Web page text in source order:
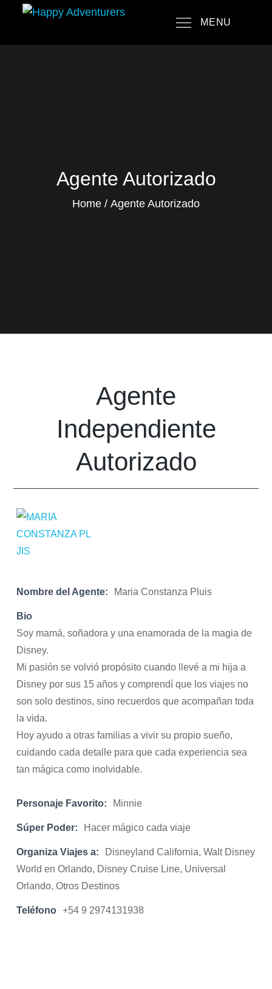
content
MENU
Agente Autorizado
Home Agente Autorizado
Agente
Independiente
Autorizado
Nombre del Agente: Maria Constanza Pluis
Bio
Soy mamá, soñadora y una enamorada de la magia de
Disney.
Mi pasión se volvió propósito cuando llevé a mi hija a
Disney por sus 15 años y comprendí que los viajes no
son solo destinos, sino recuerdos que acompañan toda
la vida.
Hoy ayudo a otras familias a vivir su propio sueño,
cuidando cada detalle para que cada experiencia sea
tan mágica como inolvidable.
Personaje Favorito: Minnie
Súper Poder: Hacer mágico cada viaje
Organiza Viajes a:
Disneyland California, Walt Disney
World en Orlando, Disney Cruise Line, Universal
Orlando, Otros Destinos
Teléfono +54 9 2974131938